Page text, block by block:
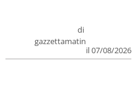
di
gazzettamatin
il 07/08/2026